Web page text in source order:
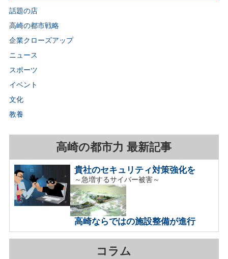
話題の店
高崎の都市戦略
企業クローズアップ
ニュース
スポーツ
イベント
文化
教養
高崎の都市力 最新記事
貴社のセキュリティ対策強化を
～急増するサイバー被害～
高崎ならではの施設整備が進行
コラム